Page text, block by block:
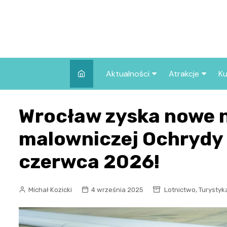
Aktualności
Wszystkie wpisy
Atrakcje
we Wrocławiu
Co warto
Wrocławiu?
Wrocław zyska nowe
malowniczej
czerwca 2026!
Michał Kozicki 4 września 2025 Lotnictwo,